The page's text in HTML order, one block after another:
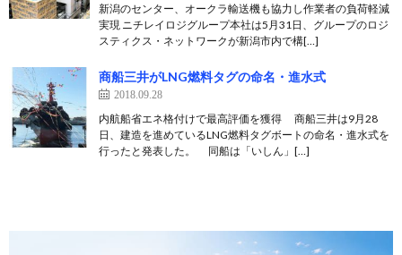
新潟のセンター、オークラ輸送機も協力し作業者の負荷軽減
実現 ニチレイロジグループ本社は5月31日、グループのロジ
スティクス・ネットワークが新潟市内で構[…]
商船三井がLNG燃料タグの命名・進水式
2018.09.28
内航船省エネ格付けで最高評価を獲得 商船三井は9月28
日、建造を進めているLNG燃料タグボートの命名・進水式を
行ったと発表した。 同船は「いしん」[…]